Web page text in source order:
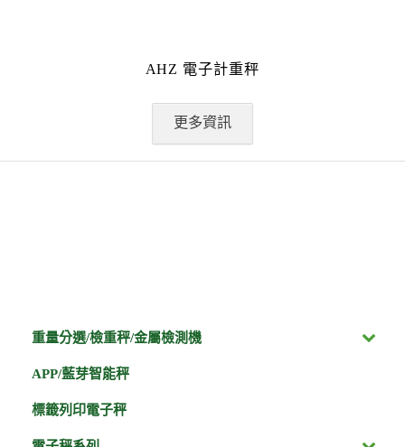
AHZ 電子計重秤
更多資訊
重量分選/檢重秤/金屬檢測機
APP/藍芽智能秤
標籤列印電子秤